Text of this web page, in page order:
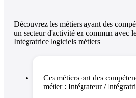
Découvrez les métiers ayant des
un secteur d'activité en commun avec
Intégratrice logiciels métiers
Ces métiers ont des
métier : Intégrateur /